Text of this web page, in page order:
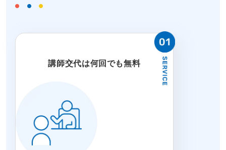
講師交代は何回でも無料